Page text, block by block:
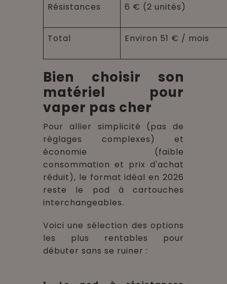
Résistances 6 € (2 unités)
Total Environ 51 € / mois
Bien choisir son
matériel pour
vaper pas cher
Pour allier simplicité (pas de
réglages complexes) et
économie (faible
consommation et prix d'achat
réduit), le format idéal en 2026
reste le pod à cartouches
interchangeables.
Voici une sélection des options
les plus rentables pour
débuter sans se ruiner :